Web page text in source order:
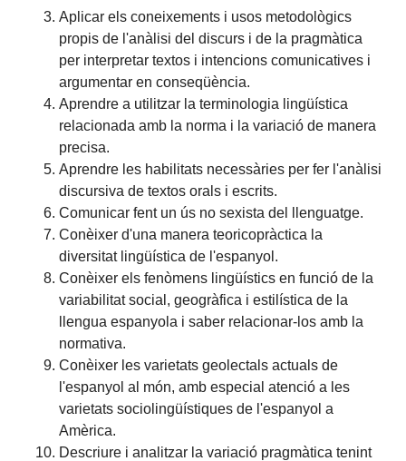
Aplicar els coneixements i usos metodològics
propis de l'anàlisi del discurs i de la pragmàtica
per interpretar textos i intencions comunicatives i
argumentar en conseqüència.
Aprendre a utilitzar la terminologia lingüística
relacionada amb la norma i la variació de manera
precisa.
Aprendre les habilitats necessàries per fer l'anàlisi
discursiva de textos orals i escrits.
Comunicar fent un ús no sexista del llenguatge.
Conèixer d'una manera teoricopràctica la
diversitat lingüística de l'espanyol.
Conèixer els fenòmens lingüístics en funció de la
variabilitat social, geogràfica i estilística de la
llengua espanyola i saber relacionar-los amb la
normativa.
Conèixer les varietats geolectals actuals de
l'espanyol al món, amb especial atenció a les
varietats sociolingüístiques de l'espanyol a
Amèrica.
Descriure i analitzar la variació pragmàtica tenint